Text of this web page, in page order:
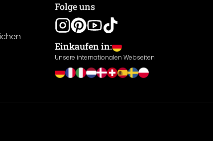
Folge uns
Einkaufen in:
Unsere internationalen Webseiten